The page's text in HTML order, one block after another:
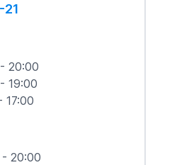
20:00
19:00
17:00
20:00